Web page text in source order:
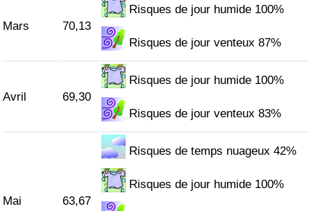
Mars 70,13
Risques de jour humide 100%
Risques de jour venteux 87%
Avril 69,30
Risques de jour humide 100%
Risques de jour venteux 83%
Mai 63,67
Risques de temps nuageux 42%
Risques de jour humide 100%
Trafic
Indice de Trafic (Actuel)
Indice de Trafic par Pays